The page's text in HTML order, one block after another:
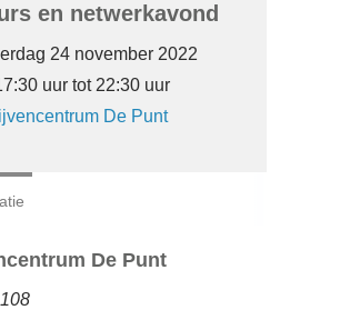
en netwerkavond
24 november 2022
uur tot 22:30 uur
De Punt
De Punt
Login
Français